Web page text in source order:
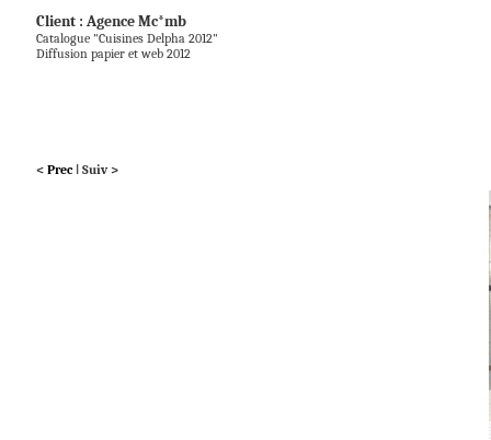
Client : Agence Mc*mb
Catalogue "Cuisines Delpha 2012"
Diffusion papier et web 2012
< Prec Suiv>